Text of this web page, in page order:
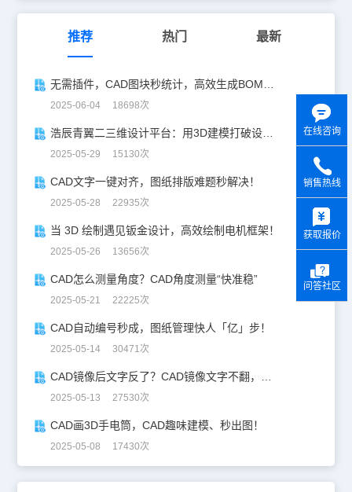
推荐 热门 最新
无需插件，CAD图块秒统计，高效生成BOM表！
2025-06-04 18698次
浩辰青翼二三维设计平台：用3D建模打破设计边界
2025-05-29 15130次
CAD文字一键对齐，图纸排版难题秒解决！
2025-05-28 22935次
当 3D 绘制遇见钣金设计，高效绘制电机框架！
2025-05-26 13656次
CAD怎么测量角度？CAD角度测量“快准稳”
2025-05-21 22225次
CAD自动编号秒成，图纸管理快人「亿」步！
2025-05-14 30471次
CAD镜像后文字反了？CAD镜像文字不翻，一键搞定！
2025-05-13 27530次
CAD画3D手电筒，CAD趣味建模、秒出图！
2025-05-08 17430次
在线咨询
销售热线
获取报价
问答社区